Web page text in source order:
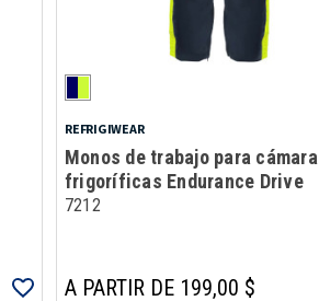
REFRIGIWEAR
Monos de trabajo para
frigoríficas Endurance Drive
7212
A PARTIR DE 199,00 $